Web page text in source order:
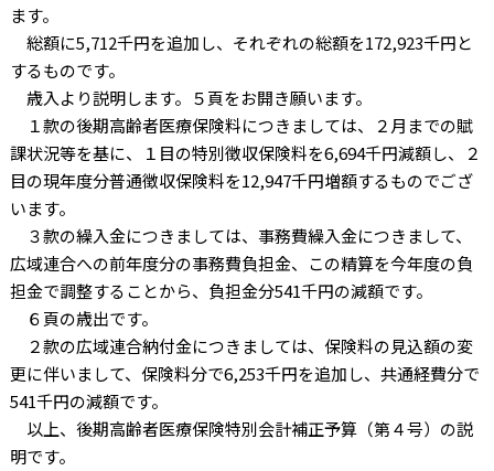
ます。
総額に5,712千円を追加し、それぞれの総額を172,923千円と
するものです。
歳入より説明します。５頁をお開き願います。
１款の後期高齢者医療保険料につきましては、２月までの賦
課状況等を基に、１目の特別徴収保険料を6,694千円減額し、２
目の現年度分普通徴収保険料を12,947千円増額するものでござ
います。
３款の繰入金につきましては、事務費繰入金につきまして、
広域連合への前年度分の事務費負担金、この精算を今年度の負
担金で調整することから、負担金分541千円の減額です。
６頁の歳出です。
２款の広域連合納付金につきましては、保険料の見込額の変
更に伴いまして、保険料分で6,253千円を追加し、共通経費分で
541千円の減額です。
以上、後期高齢者医療保険特別会計補正予算（第４号）の説
明です。